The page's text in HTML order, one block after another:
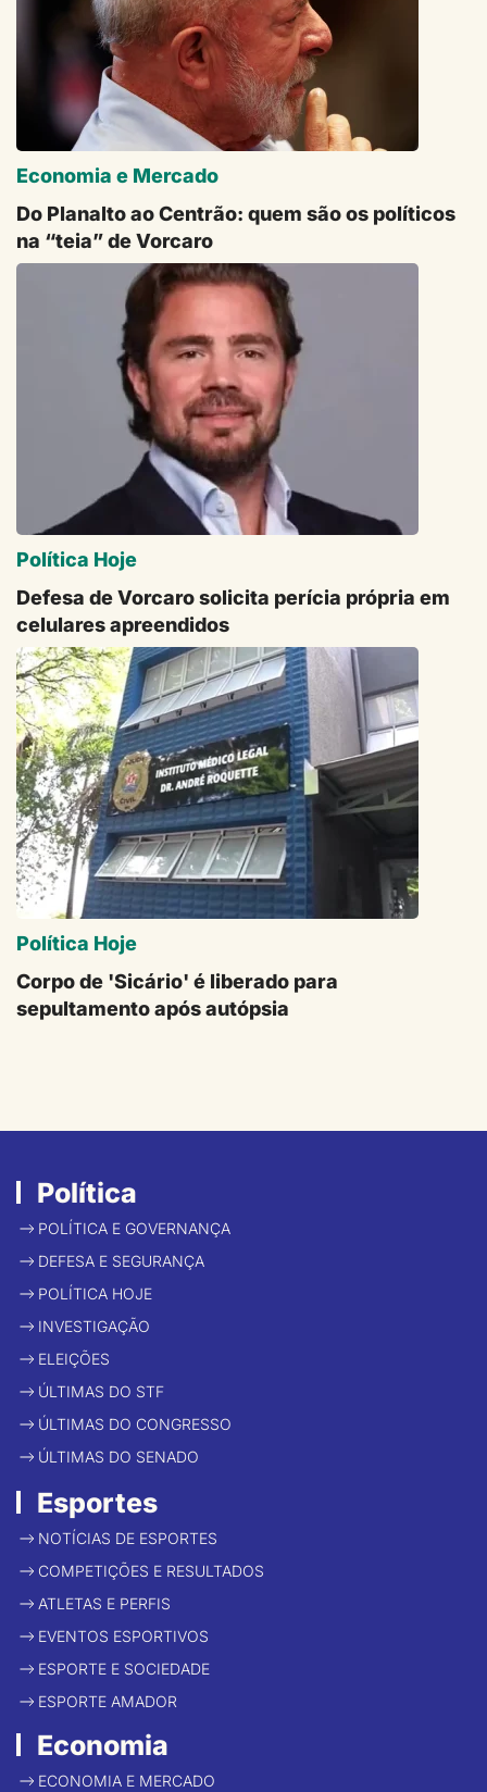
Economia e Mercado
Do Planalto ao Centrão: quem são os políticos
na “teia” de Vorcaro
Política Hoje
Defesa de Vorcaro solicita perícia própria em
celulares apreendidos
Política Hoje
Corpo de 'Sicário' é liberado para
sepultamento após autópsia
Política
POLÍTICA E GOVERNANÇA
DEFESA E SEGURANÇA
POLÍTICA HOJE
INVESTIGAÇÃO
ELEIÇÕES
ÚLTIMAS DO STF
ÚLTIMAS DO CONGRESSO
ÚLTIMAS DO SENADO
Esportes
NOTÍCIAS DE ESPORTES
COMPETIÇÕES E RESULTADOS
ATLETAS E PERFIS
EVENTOS ESPORTIVOS
ESPORTE E SOCIEDADE
ESPORTE AMADOR
Economia
ECONOMIA E MERCADO